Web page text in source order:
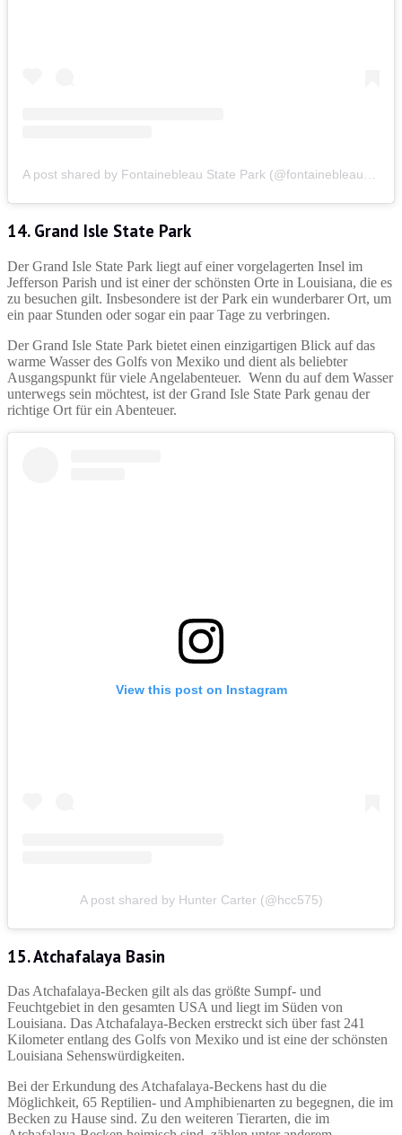
A post shared by Fontainebleau State Park (@fontainebleaustatepark)
14. Grand Isle State Park
Der Grand Isle State Park liegt auf einer vorgelagerten Insel im
Jefferson Parish und ist einer der schönsten Orte in Louisiana, die es
zu besuchen gilt. Insbesondere ist der Park ein wunderbarer Ort, um
ein paar Stunden oder sogar ein paar Tage zu verbringen.
Der Grand Isle State Park bietet einen einzigartigen Blick auf das
warme Wasser des Golfs von Mexiko und dient als beliebter
Ausgangspunkt für viele Angelabenteuer. Wenn du auf dem Wasser
unterwegs sein möchtest, ist der Grand Isle State Park genau der
richtige Ort für ein Abenteuer.
View this post on Instagram
A post shared by Hunter Carter (@hcc575)
15. Atchafalaya Basin
Das Atchafalaya-Becken gilt als das größte Sumpf- und
Feuchtgebiet in den gesamten USA und liegt im Süden von
Louisiana. Das Atchafalaya-Becken erstreckt sich über fast 241
Kilometer entlang des Golfs von Mexiko und ist eine der schönsten
Louisiana Sehenswürdigkeiten.
Bei der Erkundung des Atchafalaya-Beckens hast du die
Möglichkeit, 65 Reptilien- und Amphibienarten zu begegnen, die im
Becken zu Hause sind. Zu den weiteren Tierarten, die im